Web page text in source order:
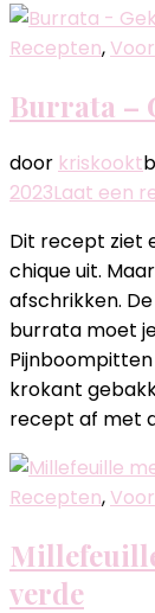
Recepten,
Burrata –
door kriskookt
2023Laat een
Dit recept ziet
chique uit.
afschrikken.
burrata moet
krokant
recept af met
Recepten,
verde